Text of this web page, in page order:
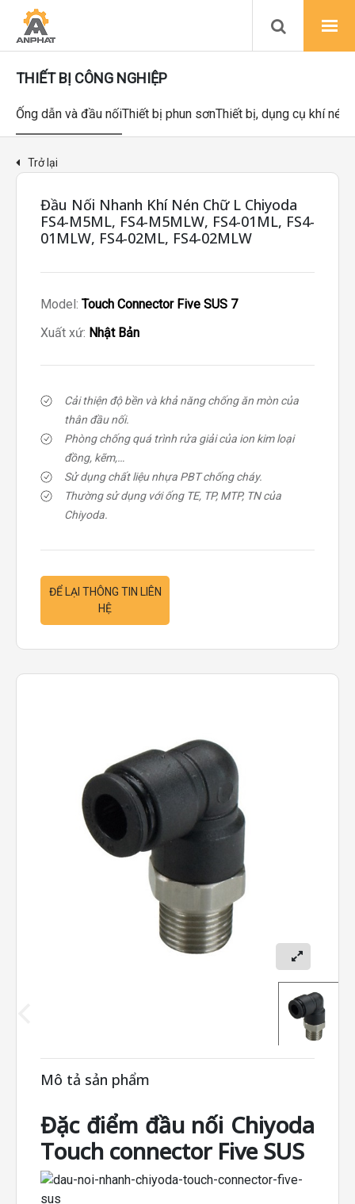
THIẾT BỊ CÔNG NGHIỆP
Ống dẫn và đầu nốiThiết bị phun sơnThiết bị, dụng cụ khí nén
Trở lại
Mô tả sản phẩm
Đặc điểm đầu nối Chiyoda
Touch connector Five SUS
Đầu Nối Nhanh Khí Nén Chữ L Chiyoda
FS4-M5ML, FS4-M5MLW, FS4-01ML, FS4-
01MLW, FS4-02ML, FS4-02MLW
Model: Touch Connector Five SUS 7
Xuất xứ: Nhật Bản
Cải thiện độ bền và khả năng chống ăn mòn của
thân đầu nối.
Phòng chống quá trình rửa giải của ion kim loại
đồng, kẽm,…
Sử dụng chất liệu nhựa PBT chống cháy.
Thường sử dụng với ống TE, TP, MTP, TN của
Chiyoda.
ĐỂ LẠI THÔNG TIN LIÊN
HỆ